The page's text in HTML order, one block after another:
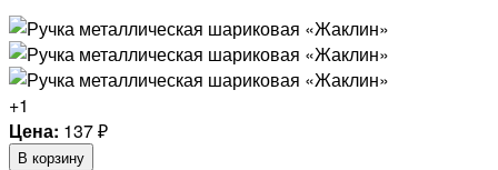
+1
Цена: 137₽
В корзину